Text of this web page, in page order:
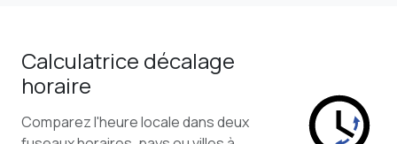
Calculatrice décalage
horaire
Comparez l'heure locale dans deux